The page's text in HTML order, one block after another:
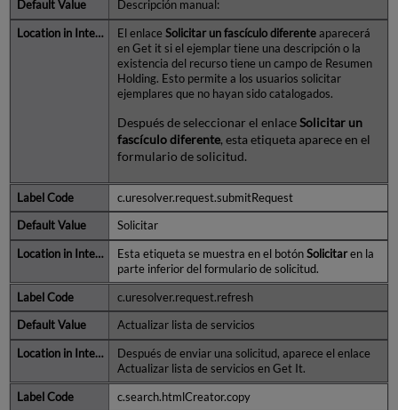
Descripción manual:
El enlaceSolicitar un fascículo diferente aparecerá
en Get it si el ejemplar tiene una descripción o la
existencia del recurso tiene un campo de Resumen
Holding. Esto permite a los usuarios solicitar
ejemplares que no hayan sido catalogados.
Después de seleccionar el enlaceSolicitar un
fascículo diferente, esta etiqueta aparece en el
formulario de solicitud.
c.uresolver.request.submitRequest
Solicitar
Esta etiqueta se muestra en el botónSolicitaren la
parte inferior del formulario de solicitud.
c.uresolver.request.refresh
Actualizar lista de servicios
Después de enviar una solicitud, aparece el enlace
Actualizar lista de servicios en Get It.
c.search.htmlCreator.copy